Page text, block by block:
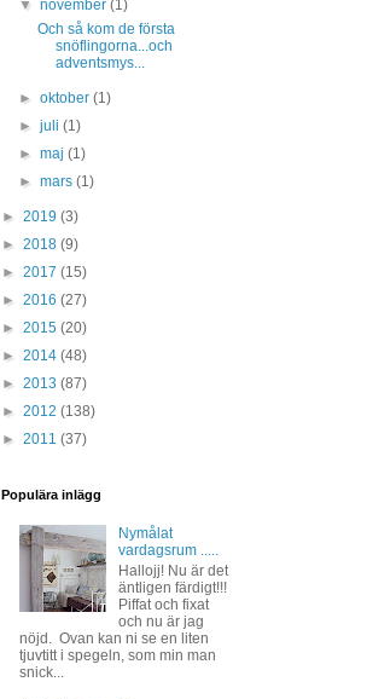
▼november(1)
Och så kom de första
snöflingorna...och
adventsmys...
►oktober(1)
►juli(1)
►maj(1)
►mars(1)
► 2019 (3)
► 2018 (9)
► 2017 (15)
► 2016 (27)
► 2015 (20)
► 2014 (48)
► 2013 (87)
► 2012 (138)
► 2011 (37)
Populära inlägg
Nymålat
vardagsrum .....
Hallojj! Nu är det
äntligen färdigt!!!
Piffat och fixat
och nu är jag
nöjd. Ovan kan ni se en liten
tjuvtitt i spegeln, som min man
snick...